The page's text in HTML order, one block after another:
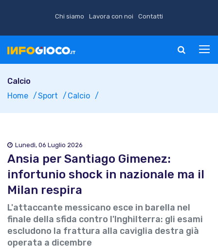
Chi siamo Lavora con noi Contatti
Calcio
Home
Sport Calcio
Lunedì, 06 Luglio 2026
Ansia per Santiago Gimenez:
infortunio shock in nazionale ma il
Milan respira
L'attaccante messicano esce in barella nel
finale della sfida contro l'Inghilterra: gli esami
escludono la frattura alla caviglia destra già
operata a dicembre